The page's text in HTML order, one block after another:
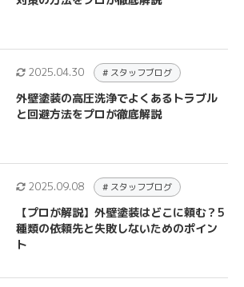
2025.04.30 # スタッフブログ
外壁塗装の高圧洗浄でよくあるトラブル
と回避方法をプロが徹底解説
2025.09.08 # スタッフブログ
【プロが解説】外壁塗装はどこに頼む？5
種類の依頼先と失敗しないためのポイン
ト